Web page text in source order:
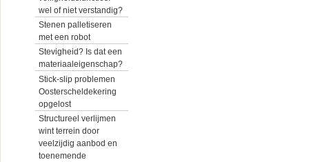
wel of niet verstandig?
Stenen palletiseren
met een robot
Stevigheid? Is dat een
materiaaleigenschap?
Stick-slip problemen
Oosterscheldekering
opgelost
Structureel verlijmen
wint terrein door
veelzijdig aanbod en
toenemende